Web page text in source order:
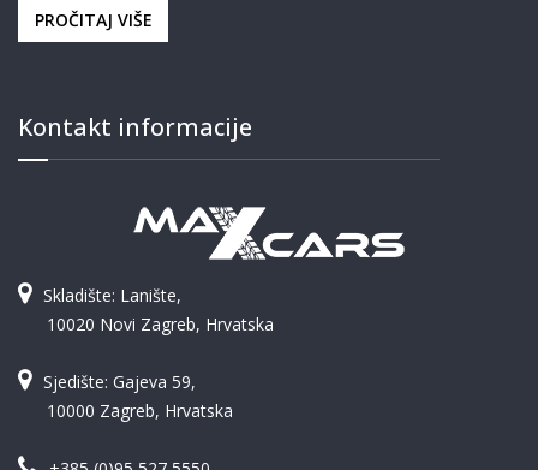
PROČITAJ VIŠE
Kontakt informacije
Skladište: Lanište,
10020 Novi Zagreb, Hrvatska
Sjedište: Gajeva 59,
10000 Zagreb, Hrvatska